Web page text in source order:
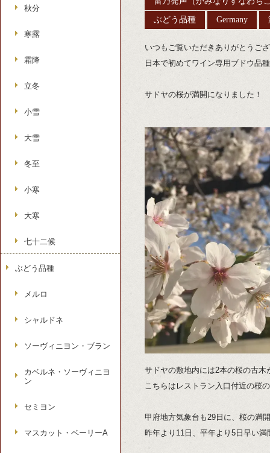
ぶどう品種 Germany
いつもご覧いただきありがとうご
日本で初めてワイン専用ブドウ品
サドヤの桜が満開になりました！
サドヤの敷地内には2本の桜の古木
こちらはレストラン入口付近の桜
甲府地方気象台も29日に、桜の満
昨年より11日、平年より5日早い満
秋分
寒露
霜降
立冬
小雪
大雪
冬至
小寒
大寒
七十二候
ぶどう品種
メルロ
シャルドネ
ソーヴィニヨン・ブラン
カベルネ・ソーヴィニヨ
ン
セミヨン
マスカット・ベーリーA